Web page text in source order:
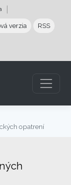
verzia RSS
opatrení